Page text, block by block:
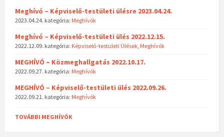
Meghívó – Képviselő-testületi ülésre 2023.04.24.
2023.04.24. kategória: Meghívók
Meghívó – Képviselő-testületi ülés 2022.12.15.
2022.12.09. kategória: Képviselő-testületi Ülések Meghívók
MEGHÍVÓ – Közmeghallgatás 2022.10.17.
2022.09.27. kategória: Meghívók
MEGHÍVÓ – Képviselő-testületi ülés 2022.09.26.
2022.09.21. kategória: Meghívók
TOVÁBBI MEGHÍVÓK